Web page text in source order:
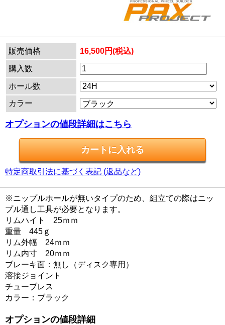
販売価格 16,500円(税込)
購入数
ホール数
カラー
オプションの値段詳細はこちら
特定商取引法に基づく表記 (返品など)
※ニップルホールが無いタイプのため、組立ての際はニッ
プル通し工具が必要となります。
リムハイト 25ｍｍ
重量 445ｇ
リム外幅 24ｍｍ
リム内寸 20ｍｍ
ブレーキ面：無し（ディスク専用）
溶接ジョイント
チューブレス
カラー：ブラック
オプションの値段詳細